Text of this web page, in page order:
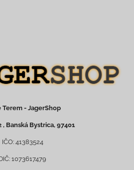
Terem - JagerShop
, Banská Bystrica, 97401
IČO: 41383524
1073617479